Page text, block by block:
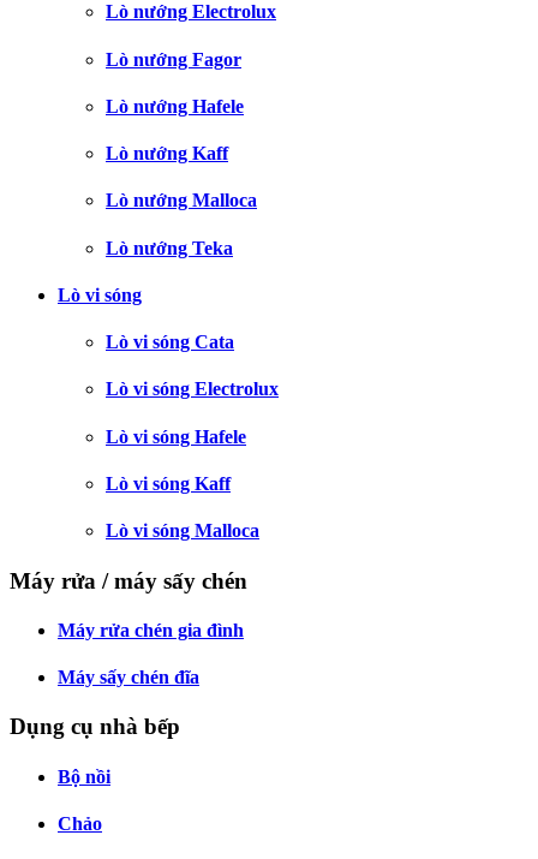
Lò nướng Electrolux
Lò nướng Fagor
Lò nướng Hafele
Lò nướng Kaff
Lò nướng Malloca
Lò nướng Teka
Lò vi sóng
Lò vi sóng Cata
Lò vi sóng Electrolux
Lò vi sóng Hafele
Lò vi sóng Kaff
Lò vi sóng Malloca
Máy rửa / máy sấy chén
Máy rửa chén gia đình
Máy sấy chén đĩa
Dụng cụ nhà bếp
Bộ nồi
Chảo